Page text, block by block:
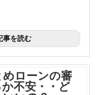
事を読む
めローンの審
不安・・ど